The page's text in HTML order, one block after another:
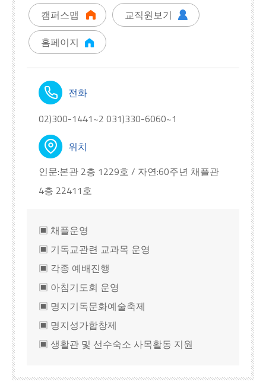
캠퍼스맵
교직원보기
홈페이지
전화
02)300-1441~2 031)330-6060~1
위치
인문:본관 2층 1229호 / 자연:60주년 채플관
4층 22411호
▣ 채플운영
▣ 기독교관련 교과목 운영
▣ 각종 예배진행
▣ 아침기도회 운영
▣ 명지기독문화예술축제
▣ 명지성가합창제
▣ 생활관 및 선수숙소 사목활동 지원